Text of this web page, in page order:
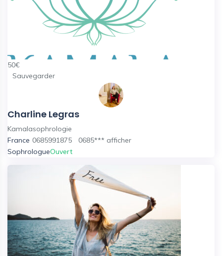
50€
Sauvegarder
Charline Legras
Kamalasophrologie
France 0685991875 0685*** afficher
SophrologueOuvert